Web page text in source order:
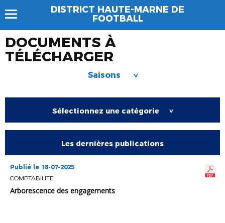
DISTRICT HAUTE-MARNE DE
FOOTBALL
DOCUMENTS À
TÉLÉCHARGER
Saisons >
Sélectionnez une catégorie >
Les dernières publications
Publié le 18-07-2025
COMPTABILITE
Arborescence des engagements